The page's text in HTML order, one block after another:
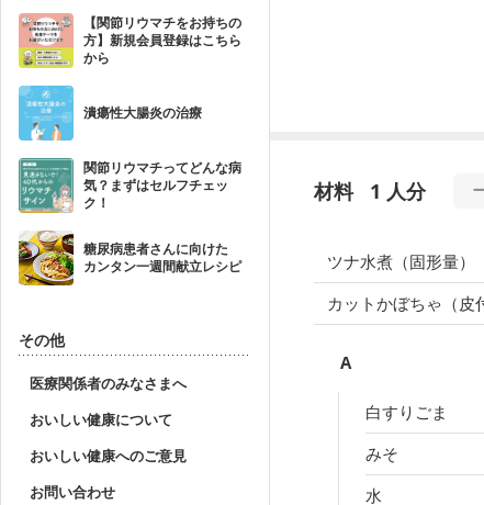
【関節リウマチをお持ちの
方】新規会員登録はこちら
から
潰瘍性大腸炎の治療
関節リウマチってどんな病
気？まずはセルフチェッ
ク！
糖尿病患者さんに向けた
カンタン一週間献立レシピ
その他
医療関係者のみなさまへ
おいしい健康について
おいしい健康へのご意見
お問い合わせ
材料 1 人分
ツナ水煮（固形量）
カットかぼちゃ（皮
A
白すりごま
みそ
水